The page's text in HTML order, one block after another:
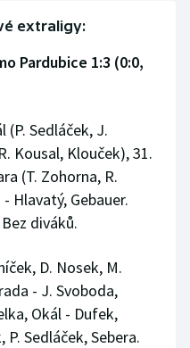
extraligy:
Pardubice 1:3 (0:0,
(P. Sedláček, J.
Kousal, Klouček), 31.
(T. Zohorna, R.
- Hlavatý, Gebauer.
diváků.
D. Nosek, M.
- J. Svoboda,
Okál - Dufek,
Sedláček, Sebera.